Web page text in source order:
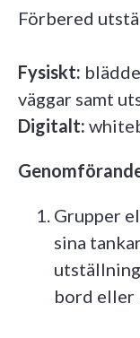
Förbered
Fysiskt:
väggar samt
Digitalt:
Grupper
sina
bord eller